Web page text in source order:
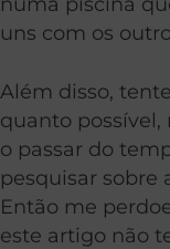
uns com os
Além disso,
quanto
o passar do
pesquisar sobre
Então me
este artigo não